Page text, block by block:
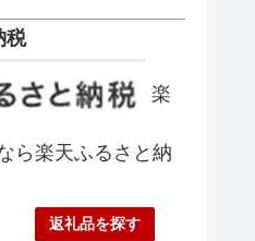
税
楽
ら楽天ふるさと納
返礼品を探す